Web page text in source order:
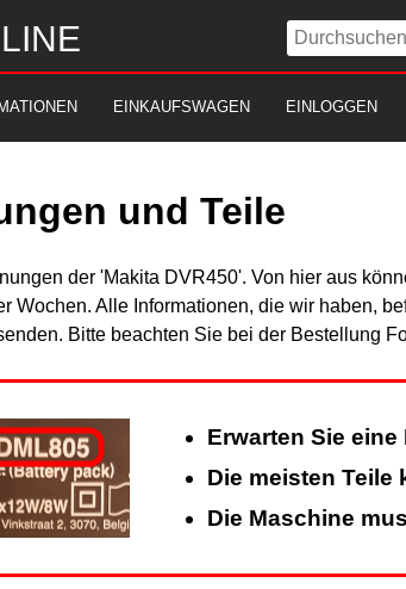
EINKAUFSWAGEN EINLOGGEN
und Teile
der 'Makita DVR450'. Von hier aus
Wochen. Alle Informationen, die wir haben,
Bitte beachten Sie bei der Bestellung
Erwarten Sie
Die meisten Teile
Die Maschine